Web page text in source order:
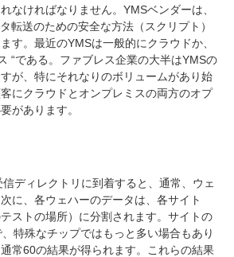
なければなりません。YMSベンダーは、
転送のための安全な方法（スクリプト）
す。最近のYMSは一般的にクラウドか、
“である。ファブレス企業の大半はYMSの
が、特にそれなりのボリュームがあり始
にクラウドとオンプレミスの両方のオプ
があります。
ディレクトリに到着すると、通常、ウェ
に、各ウェハーのデータは、各サイト
テストの場所）に分割されます。サイトの
特殊なチップではもっと多い場合もあり
常60の結果が得られます。これらの結果